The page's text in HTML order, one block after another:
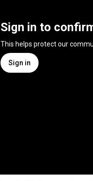
Sign in to
This helps protect our
Sign in